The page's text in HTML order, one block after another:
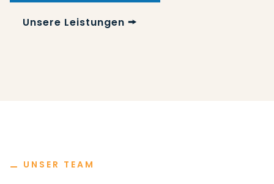
Unsere Leistungen 🠚
⚊ UNSER TEAM